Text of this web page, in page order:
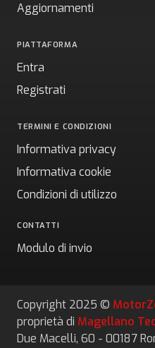
Aggiornamenti
PIATTAFORMA
Entra
Registrati
TERMINI E CONDIZIONI
Informativa privacy
Informativa cookie
Condizioni di utilizzo
CONTATTI
Modulo di invio
Copyright 2025 ©
proprietà di Magellano
Due Macelli, 60 - 00187